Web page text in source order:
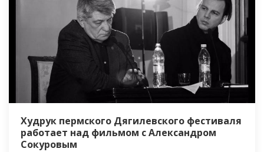
Худрук пермского Дягилевского фестиваля
работает над фильмом с Александром
Сокуровым